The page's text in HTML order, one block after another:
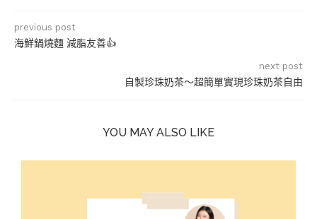
previous post
海鮮鍋燒麵 減脂友善👍
next post
自製珍珠奶茶～超簡單實現珍珠奶茶自由
YOU MAY ALSO LIKE